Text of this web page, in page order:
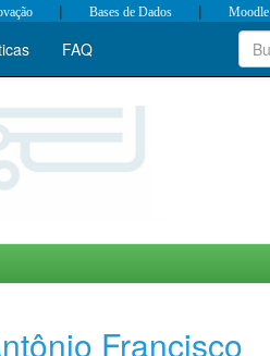
| Bases de Dados | Moodle
FAQ
Francisco